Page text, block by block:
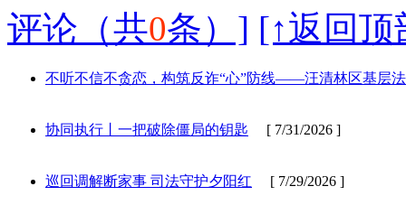
评论（共0条）] [↑返回顶
不听不信不贪恋，构筑反诈“心”防线——汪清林区基层
协同执行丨一把破除僵局的钥匙 [ 7/31/2026 ]
巡回调解断家事 司法守护夕阳红 [ 7/29/2026 ]